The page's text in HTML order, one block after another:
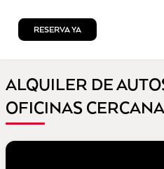
RESERVA YA
ALQUILER DE
OFICINAS